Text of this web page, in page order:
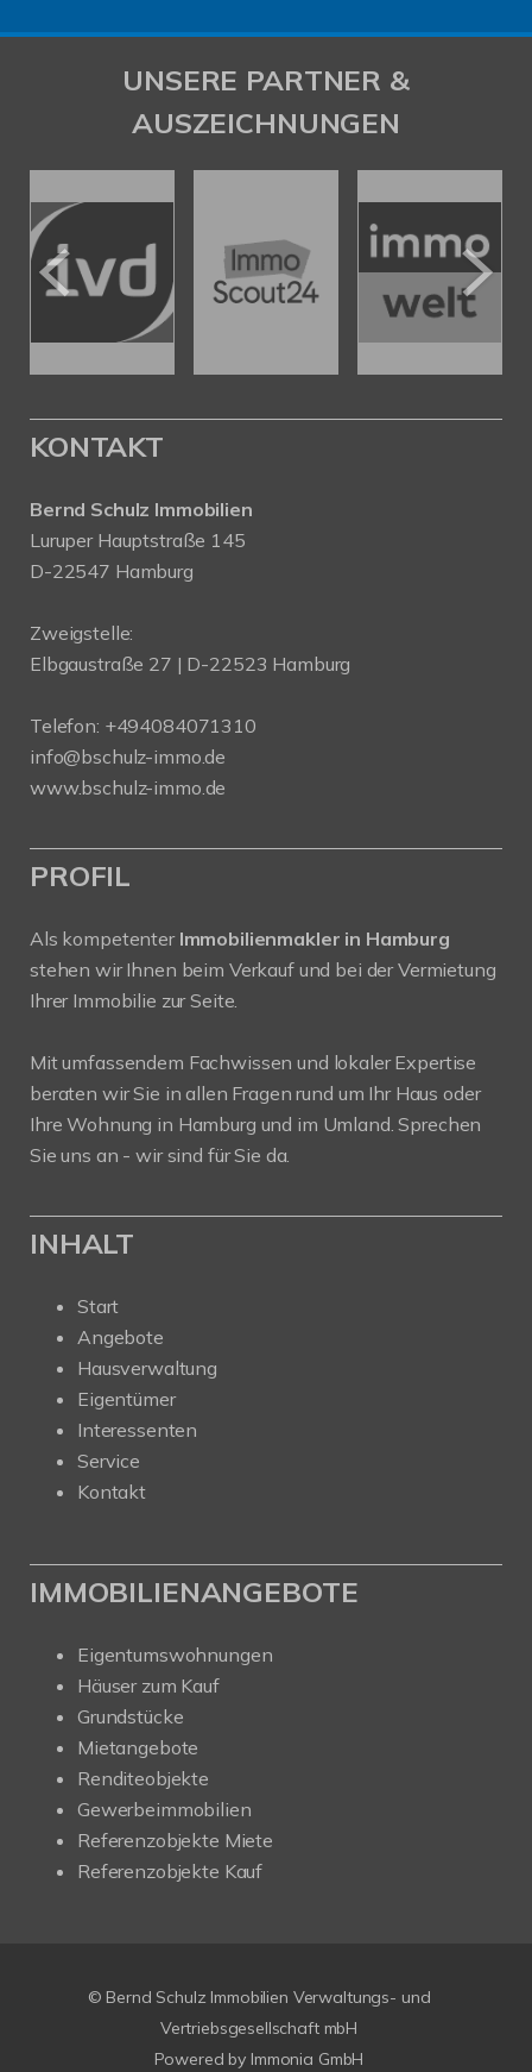
UNSERE PARTNER &
AUSZEICHNUNGEN
KONTAKT
Bernd Schulz Immobilien
Luruper Hauptstraße 145
D-22547 Hamburg
Zweigstelle:
Elbgaustraße 27 | D-22523 Hamburg
Telefon: +494084071310
info@bschulz-immo.de
www.bschulz-immo.de
PROFIL
Als kompetenter Immobilienmakler in Hamburg
stehen wir Ihnen beim Verkauf und bei der Vermietung
Ihrer Immobilie zur Seite.
Mit umfassendem Fachwissen und lokaler Expertise
beraten wir Sie in allen Fragen rund um Ihr Haus oder
Ihre Wohnung in Hamburg und im Umland. Sprechen
Sie uns an - wir sind für Sie da.
INHALT
Start
Angebote
Hausverwaltung
Eigentümer
Interessenten
Service
Kontakt
IMMOBILIENANGEBOTE
Eigentumswohnungen
Häuser zum Kauf
Grundstücke
Mietangebote
Renditeobjekte
Gewerbeimmobilien
Referenzobjekte Miete
Referenzobjekte Kauf
© Bernd Schulz Immobilien Verwaltungs- und
Vertriebsgesellschaft mbH
Powered by Immonia GmbH